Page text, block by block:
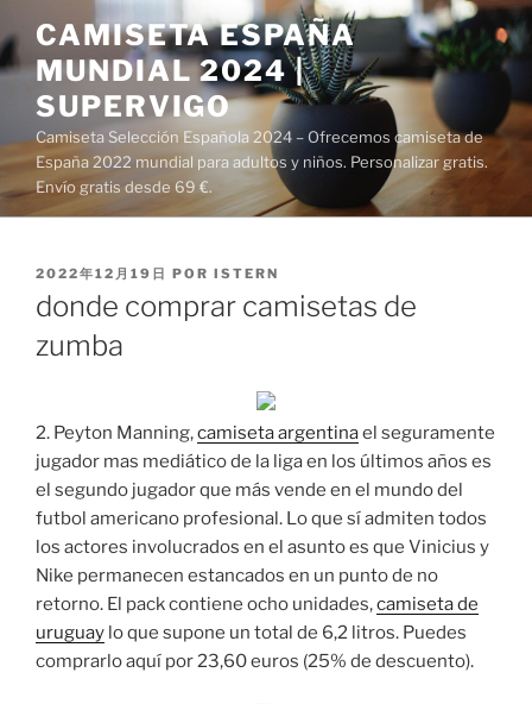
al
contenido
CAMISETA ESPAÑA
MUNDIAL 2024 |
SUPERVIGO
Camiseta Selección Española 2024 – Ofrecemos camiseta de
España 2022 mundial para adultos y niños. Personalizar gratis.
Envío gratis desde 69 €.
PUBLICADO
EL
2022年12月19日 POR ISTERN
donde comprar camisetas de
zumba
2. Peyton Manning,camiseta argentinael seguramente
jugador mas mediático de la liga en los últimos años es
el segundo jugador que más vende en el mundo del
futbol americano profesional. Lo que sí admiten todos
los actores involucrados en el asunto es que Vinicius y
Nike permanecen estancados en un punto de no
retorno. El pack contiene ocho unidades,camiseta de
uruguay lo que supone un total de 6,2 litros. Puedes
comprarlo aquí por 23,60 euros (25% de descuento).